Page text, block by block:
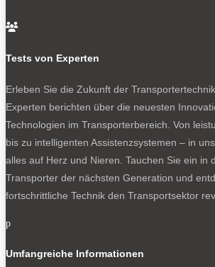

Tests von Experten
Erleben Sie die Zukunft der
Experten berichten über die neuesten
Technologien im Transporterbereich. Von
bis zu intelligenten Assistenzsystemen – in
alles auf Herz und Nieren. Tauchen Sie ein in
Transporter der nächsten Generation und
fortschrittliche Technik den Transportsektor
p
Umfangreiche Informationen